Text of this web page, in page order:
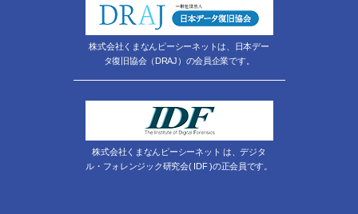
株式会社くまなんピーシーネットは、日本デー
タ復旧協会（DRAJ）の会員企業です。
株式会社くまなんピーシーネット は、デジタ
ル・フォレンジック研究会( IDF )の正会員です。